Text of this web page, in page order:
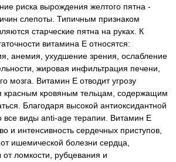
риска вырождения желтого пятна -
слепоты. Типичным признаком
старческие пятна на руках. К
витамина Е относятся:
анемия, ухудшение зрения, ослабление
жировая инфильтрация печени,
мозга. Витамин Е отводит угрозу
красным кровяным тельцам, содержащим
Благодаря высокой антиоксидантной
все виды anti-age терапии. Витамин Е
и интенсивность сердечных приступов,
ишемической болезни сердца,
ломкости, рубцевания и